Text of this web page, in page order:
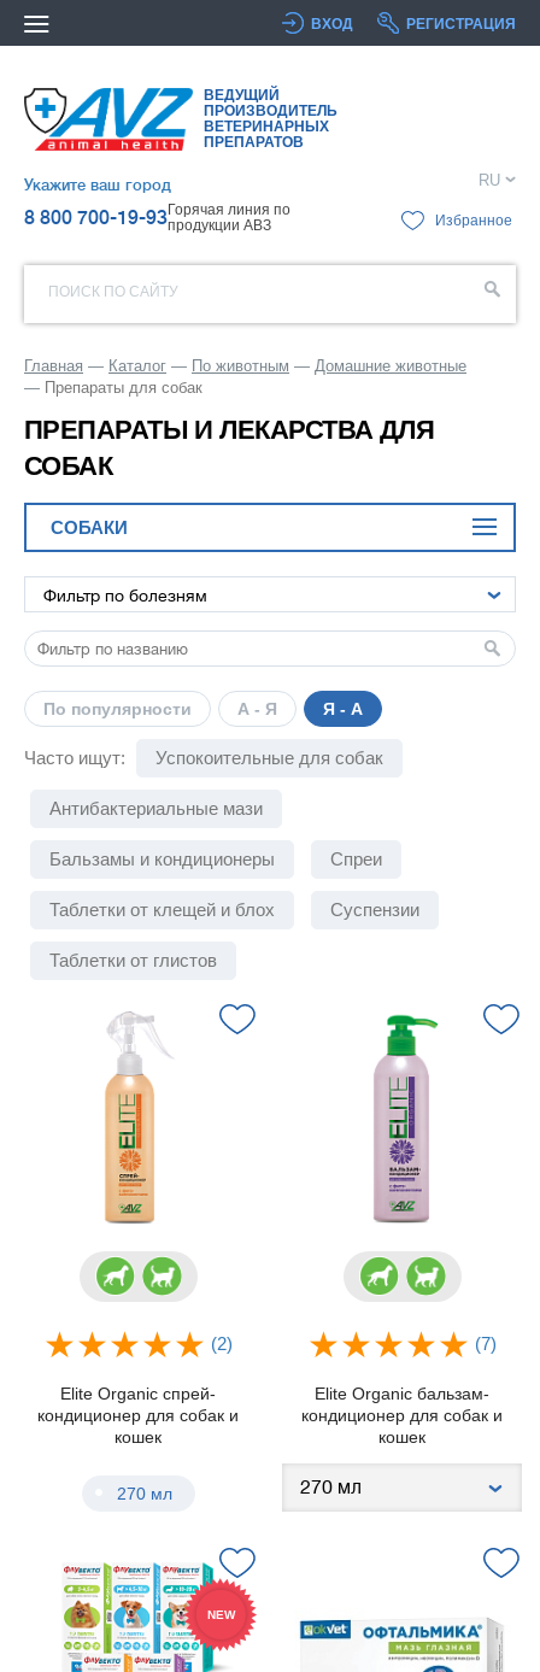
ВХОД РЕГИСТРАЦИЯ
ВЕДУЩИЙ
ПРОИЗВОДИТЕЛЬ
ВЕТЕРИНАРНЫХ
ПРЕПАРАТОВ
Укажите ваш город
8 800 700-19-93Горячая линия по
продукции АВЗ
RU
Избранное
ПОИСК ПО САЙТУ
Главная Каталог По животным
Домашние животные
Препараты для собак
ПРЕПАРАТЫ И ЛЕКАРСТВА ДЛЯ
СОБАК
СОБАКИ
По популярности А - Я Я - А
Часто ищут: Успокоительные для собак
Антибактериальные мази
Бальзамы и кондиционеры Спреи
Таблетки от клещей и блох Суспензии
Таблетки от глистов
(2)
Elite Organic спрей-
кондиционер для собак и
кошек
270 мл
(7)
Elite Organic бальзам-
кондиционер для собак и
кошек
NEW